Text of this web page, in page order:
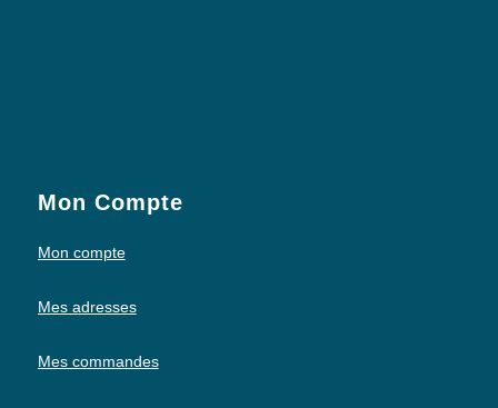
Mon Compte
Mon compte
Mes adresses
Mes commandes